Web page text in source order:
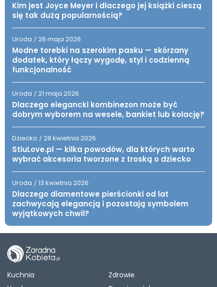
Kim jest Joyce Meyer i dlaczego jej książki cieszą
się tak dużą popularnością?
Uroda / 26 maja 2026
Modne torebki na szerokim pasku — skórzany
dodatek, który łączy wygodę, styl i codzienną
funkcjonalność
Uroda / 21 maja 2026
Dlaczego elegancki kombinezon może być
dobrym wyborem na wesele, bankiet lub kolację?
Dziecko / 28 kwietnia 2026
StiuLove.pl — kilka powodów, dla których warto
wybrać akcesoria tworzone z troską o dziecko
Uroda / 13 kwietnia 2026
Dlaczego diamentowe pierścionki od lat
zachwycają elegancją i pozostają symbolem
wyjątkowych chwil?
Kuchnia
Zdrowie